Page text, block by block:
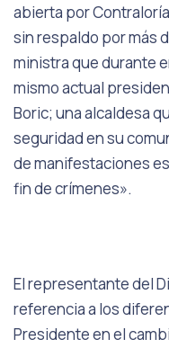
abierta por
sin respaldo por más
ministra que durante
mismo actual
Boric; una alcaldesa
seguridad en su
de manifestaciones
fin de crímenes».
El representante del
referencia a los
Presidente en el